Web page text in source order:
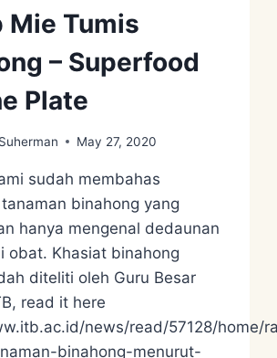
Mie Tumis
– Superfood
Plate
May 27, 2020
sudah membahas
binahong yang
hanya mengenal dedaunan
obat. Khasiat binahong
diteliti oleh Guru Besar
read it here
news/read/57128/home/
binahong-menurut-